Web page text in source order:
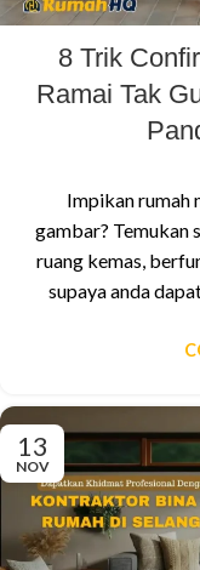
8 Trik
Ramai Tak
Impikan rumah
gambar? Temukan
ruang kemas,
supaya anda
13
NOV